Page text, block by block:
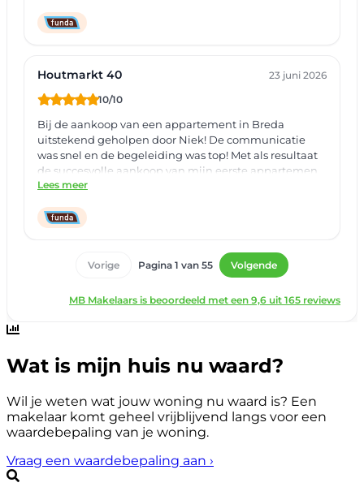
Wat is mijn huis nu waard?
Wil je weten wat jouw woning nu waard is? Een
makelaar komt geheel vrijblijvend langs voor een
waardebepaling van je woning.
Vraag een waardebepaling aan ›